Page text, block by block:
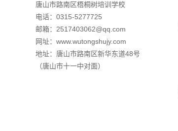
唐山市路南区梧桐树培训学校
电话：0315-5277725
邮箱：2517403062@qq.com
网址： www.wutongshujy.com
地址：唐山市路南区新华东道48号
（唐山市十一中对面）